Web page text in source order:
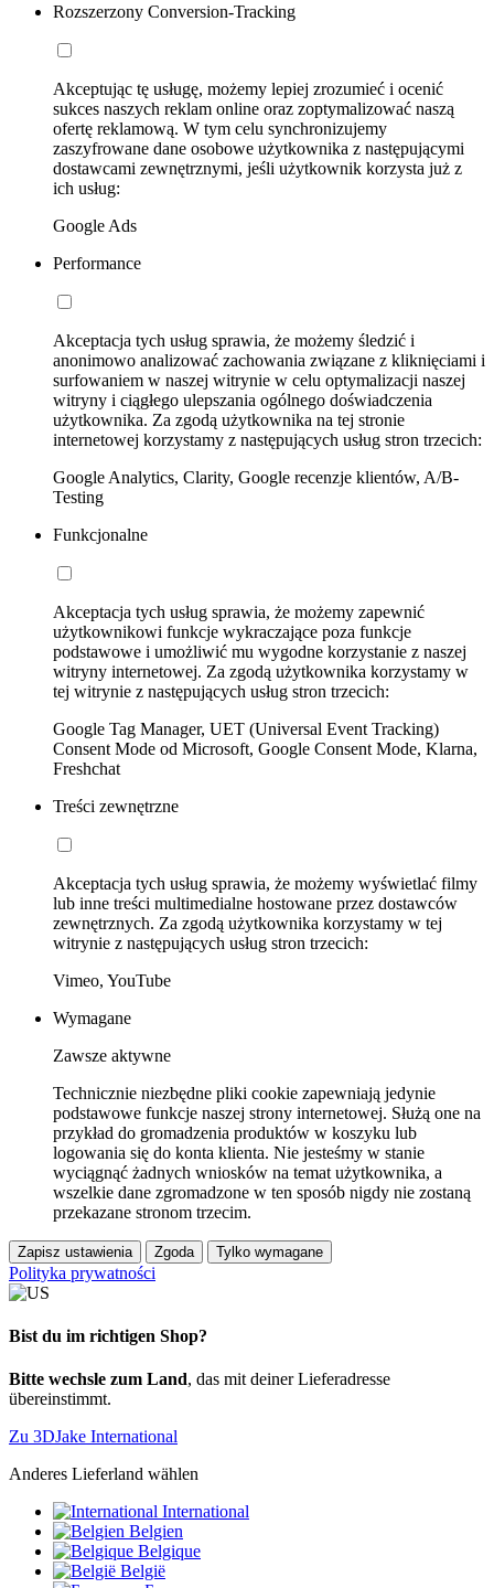
Rozszerzony Conversion-Tracking
Akceptując tę usługę, możemy lepiej zrozumieć i ocenić
sukces naszych reklam online oraz zoptymalizować naszą
ofertę reklamową. W tym celu synchronizujemy
zaszyfrowane dane osobowe użytkownika z następującymi
dostawcami zewnętrznymi, jeśli użytkownik korzysta już z
ich usług:
Google Ads
Performance
Akceptacja tych usług sprawia, że możemy śledzić i
anonimowo analizować zachowania związane z kliknięciami i
surfowaniem w naszej witrynie w celu optymalizacji naszej
witryny i ciągłego ulepszania ogólnego doświadczenia
użytkownika. Za zgodą użytkownika na tej stronie
internetowej korzystamy z następujących usług stron trzecich:
Google Analytics, Clarity, Google recenzje klientów, A/B-
Testing
Funkcjonalne
Akceptacja tych usług sprawia, że możemy zapewnić
użytkownikowi funkcje wykraczające poza funkcje
podstawowe i umożliwić mu wygodne korzystanie z naszej
witryny internetowej. Za zgodą użytkownika korzystamy w
tej witrynie z następujących usług stron trzecich:
Google Tag Manager, UET (Universal Event Tracking)
Consent Mode od Microsoft, Google Consent Mode, Klarna,
Freshchat
Treści zewnętrzne
Akceptacja tych usług sprawia, że możemy wyświetlać filmy
lub inne treści multimedialne hostowane przez dostawców
zewnętrznych. Za zgodą użytkownika korzystamy w tej
witrynie z następujących usług stron trzecich:
Vimeo, YouTube
Wymagane
Zawsze aktywne
Technicznie niezbędne pliki cookie zapewniają jedynie
podstawowe funkcje naszej strony internetowej. Służą one na
przykład do gromadzenia produktów w koszyku lub
logowania się do konta klienta. Nie jesteśmy w stanie
wyciągnąć żadnych wniosków na temat użytkownika, a
wszelkie dane zgromadzone w ten sposób nigdy nie zostaną
przekazane stronom trzecim.
Zapisz ustawienia Zgoda Tylko wymagane
Polityka prywatności
Bist du im richtigen Shop?
Bitte wechsle zum Land, das mit deiner Lieferadresse
übereinstimmt.
Zu 3DJake International
Anderes Lieferland wählen
International
Belgien
Belgique
België